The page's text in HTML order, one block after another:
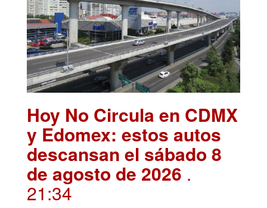
Hoy No Circula en CDMX
y Edomex: estos autos
descansan el sábado 8
de agosto de 2026 .
21:34